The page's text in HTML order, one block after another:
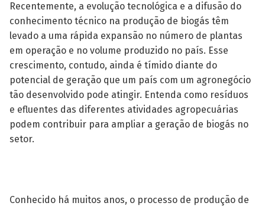
Recentemente, a evolução tecnológica e a difusão do
conhecimento técnico na produção de biogás têm
levado a uma rápida expansão no número de plantas
em operação e no volume produzido no país. Esse
crescimento, contudo, ainda é tímido diante do
potencial de geração que um país com um agronegócio
tão desenvolvido pode atingir. Entenda como resíduos
e efluentes das diferentes atividades agropecuárias
podem contribuir para ampliar a geração de biogás no
setor.
Conhecido há muitos anos, o processo de produção de